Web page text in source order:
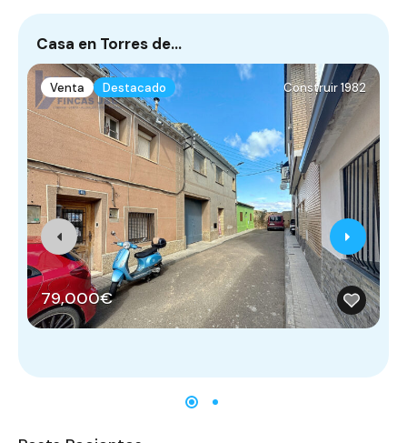
Casa en Torres de…
Venta Destacado Construir 1982
79,000€